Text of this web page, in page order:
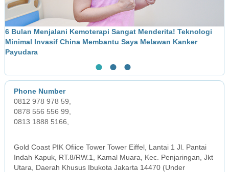
6 Bulan Menjalani Kemoterapi Sangat Menderita! Teknologi
Minimal Invasif China Membantu Saya Melawan Kanker
Payudara
● ● ●
0812 978 978 59,
0878 556 556 99,
0813 1888 5166,
Gold Coast PIK Ofiice Tower Tower Eiffel, Lantai 1 Jl. Pantai
Indah Kapuk, RT.8/RW.1, Kamal Muara, Kec. Penjaringan, Jkt
Utara, Daerah Khusus Ibukota Jakarta 14470 (Under